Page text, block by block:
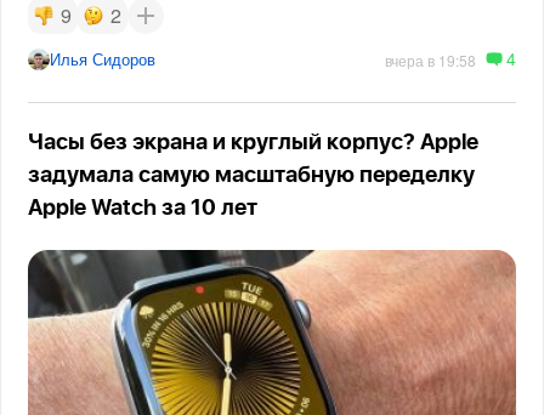
9 2
Илья Сидоров вчера в 19:58 4
Часы без экрана и круглый корпус? Apple
задумала самую масштабную переделку
Apple Watch за 10 лет